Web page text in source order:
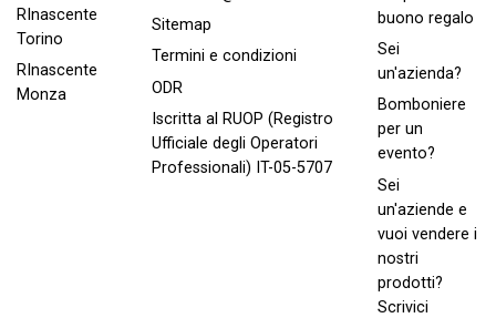
RInascente
Torino
RInascente
Monza
Sitemap
Termini e condizioni
ODR
Iscritta al RUOP (Registro
Ufficiale degli Operatori
Professionali) IT-05-5707
buono regalo
Sei
un'azienda?
Bomboniere
per un
evento?
Sei
un'aziende e
vuoi vendere i
nostri
prodotti?
Scrivici